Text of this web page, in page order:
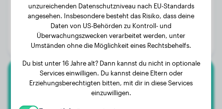
Gewicht:
30 kg
Geschlecht:
Hündinn
Briard
unzureichenden Datenschutzniveau nach EU-Standards
angesehen. Insbesondere besteht das Risiko, dass deine
Daten von US-Behörden zu Kontroll- und
Überwachungszwecken verarbeitet werden, unter
Umständen ohne die Möglichkeit eines Rechtsbehelfs.
Du bist unter 16 Jahre alt? Dann kannst du nicht in optionale
Services einwilligen. Du kannst deine Eltern oder
Erziehungsberechtigten bitten, mit dir in diese Services
einzuwilligen.